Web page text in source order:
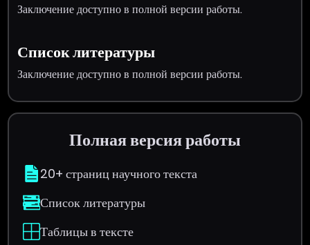
Заключение доступно в полной версии работы.
Список литературы
Заключение доступно в полной версии работы.
Полная версия работы
20+ страниц научного текста
Список литературы
Таблицы в тексте